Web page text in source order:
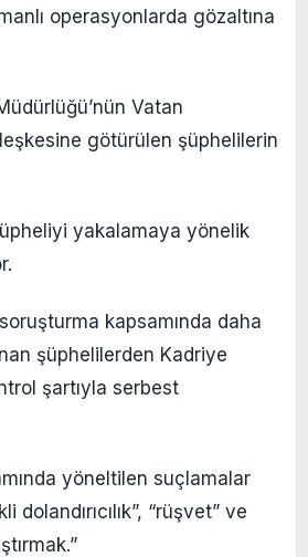
operasyonlarda gözaltına
Vatan
götürülen şüphelilerin
yakalamaya yönelik
kapsamında daha
şüphelilerden Kadriye
şartıyla serbest
yöneltilen suçlamalar
dolandırıcılık”, “rüşvet” ve